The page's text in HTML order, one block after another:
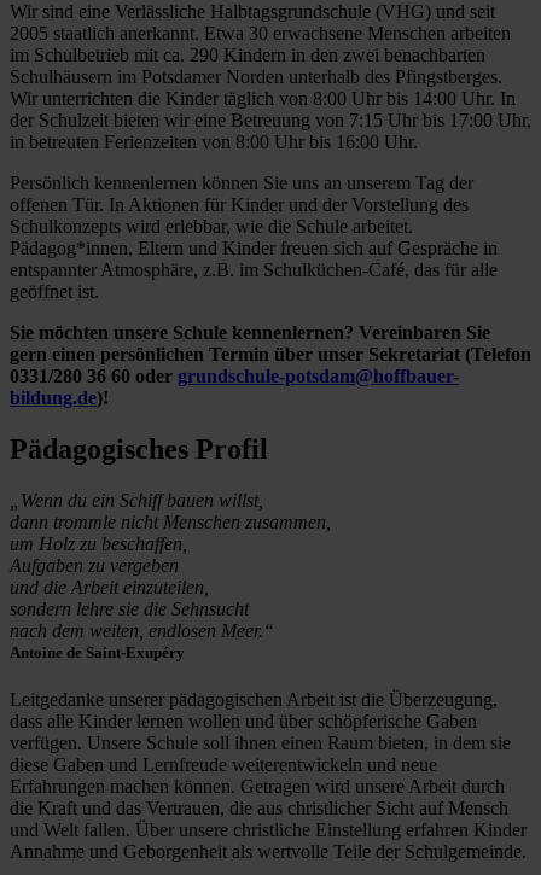
Wir sind eine Verlässliche Halbtagsgrundschule (VHG) und seit
2005 staatlich anerkannt. Etwa 30 erwachsene Menschen arbeiten
im Schulbetrieb mit ca. 290 Kindern in den zwei benachbarten
Schulhäusern im Potsdamer Norden unterhalb des Pfingstberges.
Wir unterrichten die Kinder täglich von 8:00 Uhr bis 14:00 Uhr. In
der Schulzeit bieten wir eine Betreuung von 7:15 Uhr bis 17:00 Uhr,
in betreuten Ferienzeiten von 8:00 Uhr bis 16:00 Uhr.
Persönlich kennenlernen können Sie uns an unserem Tag der
offenen Tür. In Aktionen für Kinder und der Vorstellung des
Schulkonzepts wird erlebbar, wie die Schule arbeitet.
Pädagog*innen, Eltern und Kinder freuen sich auf Gespräche in
entspannter Atmosphäre, z.B. im Schulküchen-Café, das für alle
geöffnet ist.
Sie möchten unsere Schule kennenlernen? Vereinbaren Sie
gern einen persönlichen Termin über unser Sekretariat (Telefon
0331/280 36 60 oder grundschule-potsdam@hoffbauer-
bildung.de)!
Pädagogisches Profil
„Wenn du ein Schiff bauen willst,
dann trommle nicht Menschen zusammen,
um Holz zu beschaffen,
Aufgaben zu vergeben
und die Arbeit einzuteilen,
sondern lehre sie die Sehnsucht
nach dem weiten, endlosen Meer.“
Antoine de Saint-Exupéry
Leitgedanke unserer pädagogischen Arbeit ist die Überzeugung,
dass alle Kinder lernen wollen und über schöpferische Gaben
verfügen. Unsere Schule soll ihnen einen Raum bieten, in dem sie
diese Gaben und Lernfreude weiterentwickeln und neue
Erfahrungen machen können. Getragen wird unsere Arbeit durch
die Kraft und das Vertrauen, die aus christlicher Sicht auf Mensch
und Welt fallen. Über unsere christliche Einstellung erfahren Kinder
Annahme und Geborgenheit als wertvolle Teile der Schulgemeinde.